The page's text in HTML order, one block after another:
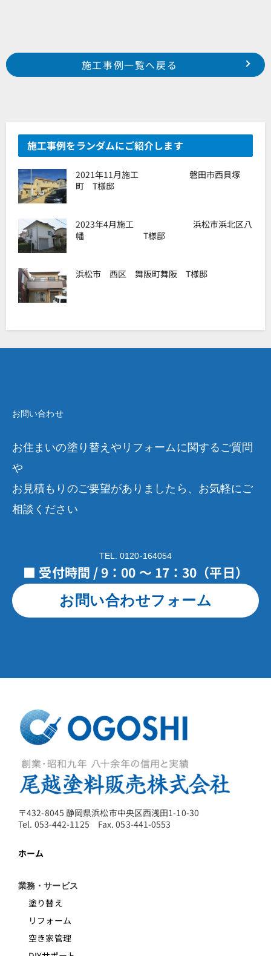
Prev
2017年 11月施工 浜松市南区瓜内町 I様邸
施工事例一覧へ戻る
施工事例をランダムにご紹介します
2021年11月施工 磐田市西貝塚
町 T様邸
2023年4月施工 浜松市浜北区八
幡 T様邸
浜松市 西区 舞阪町舞阪 T様邸
お問い合わせ
お住まいの塗り替えやリフォームに関するご質問
や
お見積もりのご要望がありましたら、お気軽にご
相談ください
TEL. 0120-164054
■ 受付時間 / 9：00 ～ 17：30（平日）
お問い合わせフォーム
〒432-8045 静岡県浜松市中央区西浅田1-10-30
Tel. 053-442-1125 Fax. 053-441-0553
ホーム
業務・サービス
塗り替え
リフォーム
空き家管理